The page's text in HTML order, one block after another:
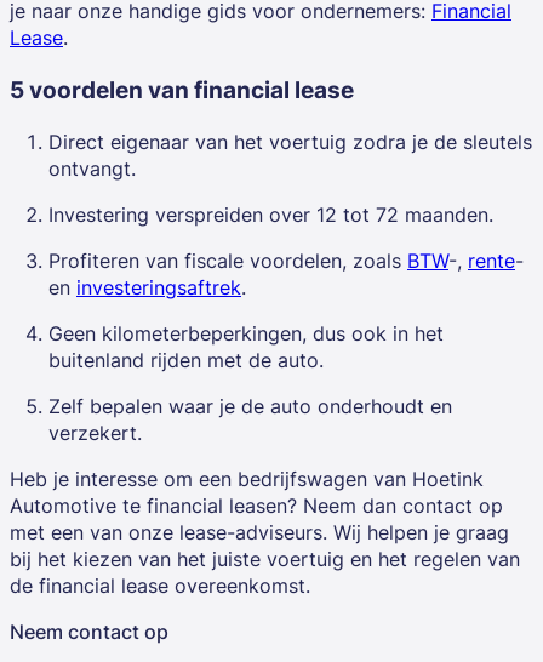
je naar onze handige gids voor ondernemers: Financial
Lease.
5 voordelen van financial lease
Direct eigenaar van het voertuig zodra je de sleutels
ontvangt.
Investering verspreiden over 12 tot 72 maanden.
Profiteren van fiscale voordelen, zoals BTW-, rente-
en investeringsaftrek.
Geen kilometerbeperkingen, dus ook in het
buitenland rijden met de auto.
Zelf bepalen waar je de auto onderhoudt en
verzekert.
Heb je interesse om een bedrijfswagen van Hoetink
Automotive te financial leasen? Neem dan contact op
met een van onze lease-adviseurs. Wij helpen je graag
bij het kiezen van het juiste voertuig en het regelen van
de financial lease overeenkomst.
Neem contact op